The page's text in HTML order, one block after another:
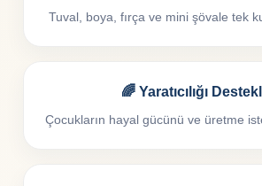
Tuval, boya, fırça ve mini şövale tek
🌈 Yaratıcılığı
Çocukların hayal gücünü ve üretme